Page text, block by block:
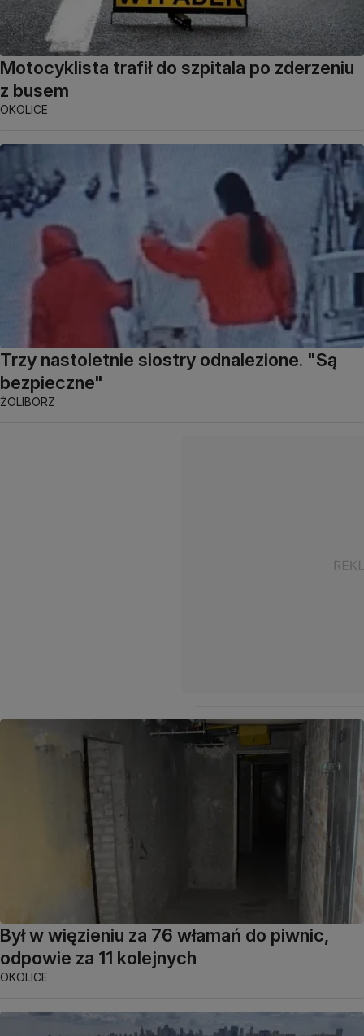
Motocyklista trafił do szpitala po zderzeniu
z busem
OKOLICE
Trzy nastoletnie siostry odnalezione. "Są
bezpieczne"
ŻOLIBORZ
Był w więzieniu za 76 włamań do piwnic,
odpowie za 11 kolejnych
OKOLICE